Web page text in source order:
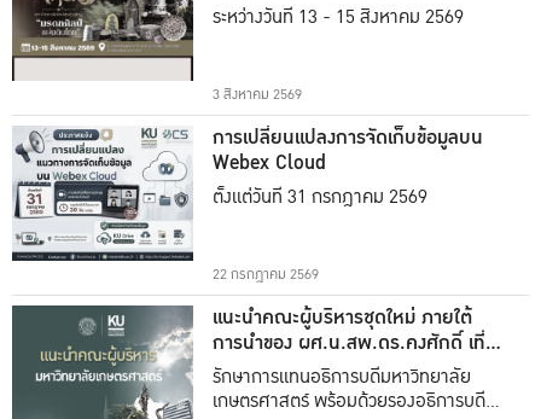
ระหว่างวันที่ 13 - 15 สิงหาคม 2569
3 สิงหาคม 2569
การเปลี่ยนแปลงการจัดเก็บข้อมูลบน
Webex Cloud
ตั้งแต่วันที่ 31 กรกฎาคม 2569
22 กรกฎาคม 2569
แนะนำคณะผู้บริหารชุดใหม่ ภายใต้
การนำของ ผศ.น.สพ.ดร.คงศักดิ์ เที่ยง
ธรรม
รักษาการแทนอธิการบดีมหาวิทยาลัย
เกษตรศาสตร์ พร้อมด้วยรองอธิการบดีทั้ง